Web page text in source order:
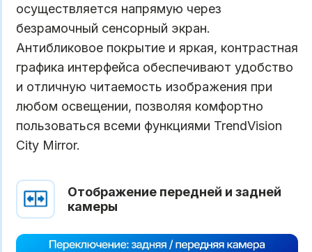
осуществляется напрямую через
безрамочный сенсорный экран.
Антибликовое покрытие и яркая, контрастная
графика интерфейса обеспечивают удобство
и отличную читаемость изображения при
любом освещении, позволяя комфортно
пользоваться всеми функциями TrendVision
City Mirror.
Отображение передней и задней
камеры